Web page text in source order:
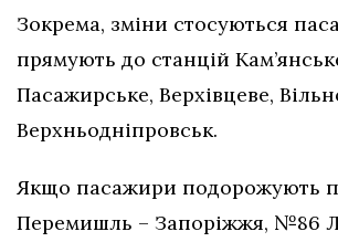
Зокрема, зміни стосуються
прямують до станцій
Пасажирське, Верхівцеве,
Верхньодніпровськ.
Якщо пасажири подорожують
Перемишль – Запоріжжя, №86